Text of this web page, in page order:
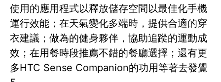
使用的應用程式以釋放儲存空間以最佳化手機
運行效能；在天氣變化多端時，提供合適的穿
衣建議；做為的健身夥伴，協助追蹤的運動成
效；在用餐時段推薦不錯的餐廳選擇；還有更
多HTC Sense Companion的功用等著去發覺